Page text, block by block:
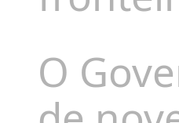
O